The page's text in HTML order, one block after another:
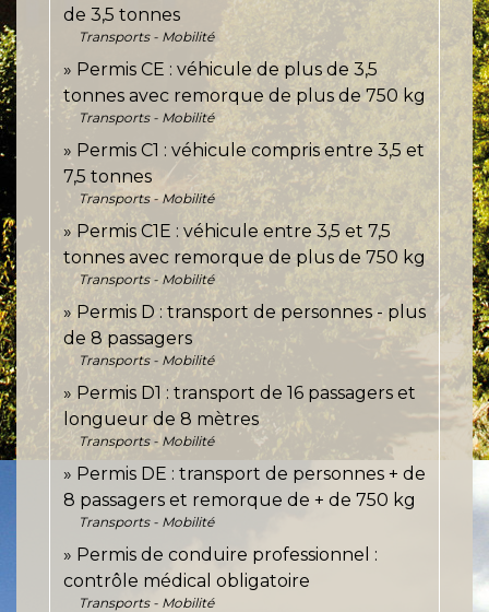
de 3,5 tonnes
Transports - Mobilité
Permis CE : véhicule de plus de 3,5
tonnes avec remorque de plus de 750 kg
Transports - Mobilité
Permis C1 : véhicule compris entre 3,5 et
7,5 tonnes
Transports - Mobilité
Permis C1E : véhicule entre 3,5 et 7,5
tonnes avec remorque de plus de 750 kg
Transports - Mobilité
Permis D : transport de personnes - plus
de 8 passagers
Transports - Mobilité
Permis D1 : transport de 16 passagers et
longueur de 8 mètres
Transports - Mobilité
Permis DE : transport de personnes + de
8 passagers et remorque de + de 750 kg
Transports - Mobilité
Permis de conduire professionnel :
contrôle médical obligatoire
Transports - Mobilité